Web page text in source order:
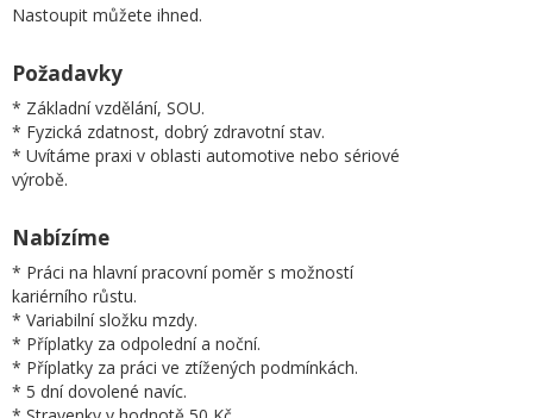
Nastoupit můžete ihned.
Požadavky
* Základní vzdělání, SOU.
* Fyzická zdatnost, dobrý zdravotní stav.
* Uvítáme praxi v oblasti automotive nebo sériové
výrobě.
Nabízíme
* Práci na hlavní pracovní poměr s možností
kariérního růstu.
* Variabilní složku mzdy.
* Příplatky za odpolední a noční.
* Příplatky za práci ve ztížených podmínkách.
* 5 dní dovolené navíc.